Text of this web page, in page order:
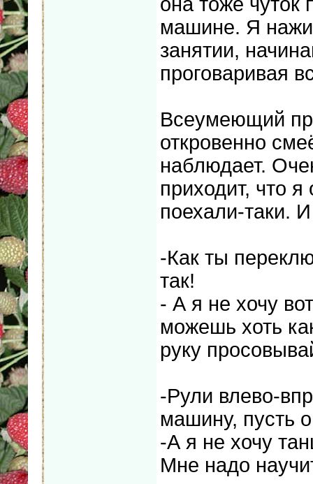
машине. Я
занятии,
проговаривая
Всеумеющий
откровенно
наблюдает.
приходит, что
поехали-таки.
-Как ты
так!
- А я не хочу
можешь хоть
руку
-Рули влево-
машину, пусть
-А я не хочу
Мне надо